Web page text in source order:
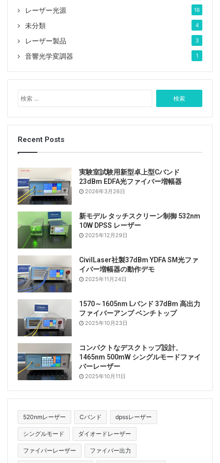
レーザー光源 16
未分類 4
レーザー製品 3
音響光学変調器 1
索
:
Recent Posts
実験室試験用新型卓上型Cバンド
23dBm EDFA光ファイバー増幅器
2026年3月26日
新モデル タッチスクリーン制御 532nm
10W DPSS レーザー
2025年12月29日
CivilLaser社製37dBm YDFA SM光ファ
イバー増幅器の動作デモ
2025年11月24日
1570～1605nm Lバンド 37dBm 高出力
ファイバーアンプ ベンチトップ
2025年10月23日
コンパクトなデスクトップ設計、
1465nm 500mW シングルモードファイ
バーレーザー
2025年10月11日
520nmレーザー Cバンド dpssレーザー
シングルモード ダイオードレーザー
ファイバーレーザー ファイバー出力